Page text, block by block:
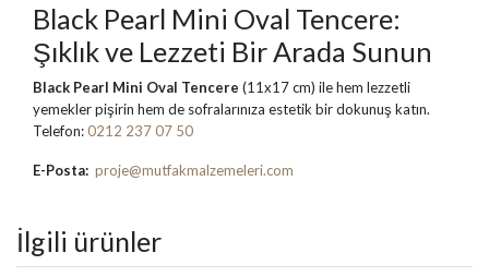
Black Pearl Mini Oval Tencere:
Şıklık ve Lezzeti Bir Arada Sunun
Black Pearl Mini Oval Tencere (11x17 cm) ile hem lezzetli
yemekler pişirin hem de sofralarınıza estetik bir dokunuş katın.
Telefon:0212 237 07 50
E-Posta: proje@mutfakmalzemeleri.com
İlgili ürünler